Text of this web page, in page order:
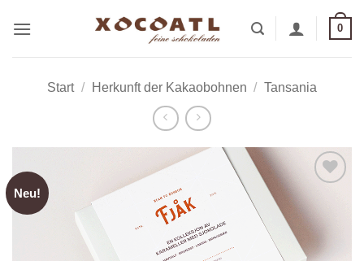
Inhalt
0
Start / Herkunft der Kakaobohnen / Tansania
Neu!
Wunschliste
hinzufügen